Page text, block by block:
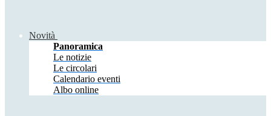
Novità
Panoramica
Le notizie
Le circolari
Calendario eventi
Albo online